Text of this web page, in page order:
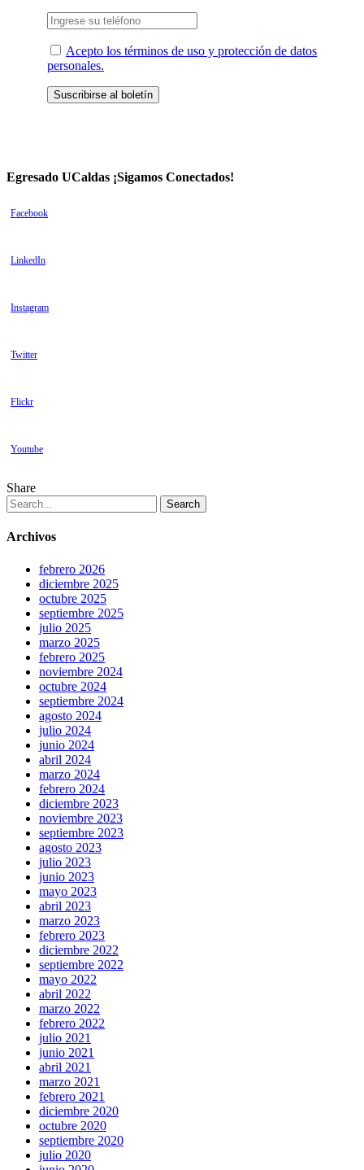
Acepto los términos de uso y protección de datos
personales.
Egresado UCaldas ¡Sigamos Conectados!
Facebook
LinkedIn
Instagram
Twitter
Flickr
Youtube
Share
Search
Archivos
febrero 2026
diciembre 2025
octubre 2025
septiembre 2025
julio 2025
marzo 2025
febrero 2025
noviembre 2024
octubre 2024
septiembre 2024
agosto 2024
julio 2024
junio 2024
abril 2024
marzo 2024
febrero 2024
diciembre 2023
noviembre 2023
septiembre 2023
agosto 2023
julio 2023
junio 2023
mayo 2023
abril 2023
marzo 2023
febrero 2023
diciembre 2022
septiembre 2022
mayo 2022
abril 2022
marzo 2022
febrero 2022
julio 2021
junio 2021
abril 2021
marzo 2021
febrero 2021
diciembre 2020
octubre 2020
septiembre 2020
julio 2020